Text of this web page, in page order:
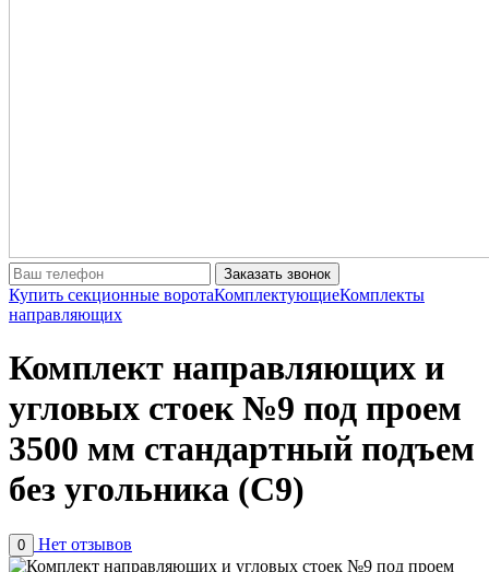
Заказать звонок
Купить секционные воротаКомплектующиеКомплекты
направляющих
Комплект направляющих и
угловых стоек №9 под проем
3500 мм стандартный подъем
без угольника (С9)
0 Нет отзывов